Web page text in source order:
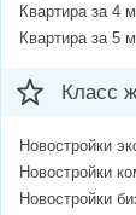
Квартира за 4
Квартира за 5
Класс
Новостройки
Новостройки
Новостройки